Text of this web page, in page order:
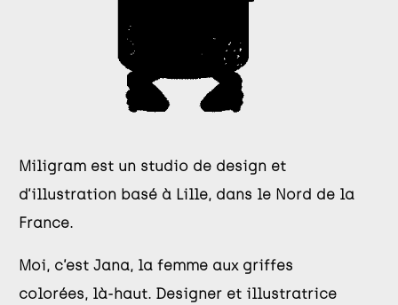
Miligram est un studio de design et
d’illustration basé à Lille, dans le Nord de la
France.
Moi, c’est Jana, la femme aux griffes
colorées, là-haut. Designer et illustratrice